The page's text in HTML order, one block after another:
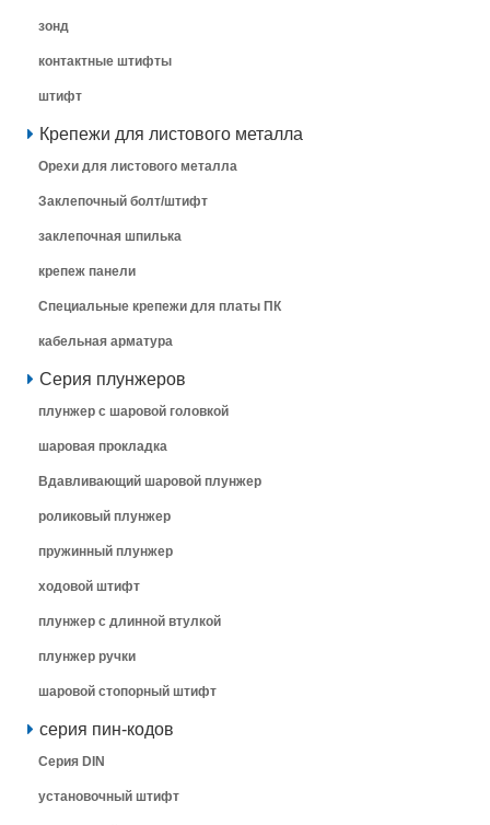
зонд
контактные штифты
штифт
Крепежи для листового металла
Орехи для листового металла
Заклепочный болт/штифт
заклепочная шпилька
крепеж панели
Специальные крепежи для платы ПК
кабельная арматура
Серия плунжеров
плунжер с шаровой головкой
шаровая прокладка
Вдавливающий шаровой плунжер
роликовый плунжер
пружинный плунжер
ходовой штифт
плунжер с длинной втулкой
плунжер ручки
шаровой стопорный штифт
серия пин-кодов
Серия DIN
установочный штифт